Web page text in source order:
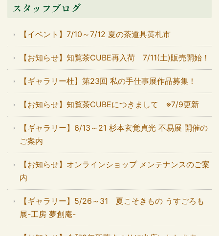
スタッフブログ
【イベント】7/10～7/12 夏の茶道具黄札市
【お知らせ】知覧茶CUBE再入荷 7/11(土)販売開始！
【ギャラリー杜】第23回 私の手仕事展作品募集！
【お知らせ】知覧茶CUBEにつきまして ※7/9更新
【ギャラリー】6/13～21 杉本玄覚貞光 不易展 開催の
ご案内
【お知らせ】オンラインショップ メンテナンスのご案
内
【ギャラリー】5/26～31 夏こそきもの うすごろも
展-工房 夢創庵-